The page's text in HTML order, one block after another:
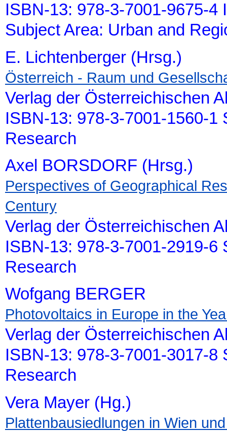
ISBN-13: 978-3-7001-9675-
Subject Area: Urban and
E. Lichtenberger (Hrsg.)
Österreich - Raum und
Verlag der Österreichischen
ISBN-13: 978-3-7001-1560-1
Research
Axel BORSDORF (Hrsg.)
Perspectives of Geographical
Century
Verlag der Österreichischen
ISBN-13: 978-3-7001-2919-6
Research
Wofgang BERGER
Photovoltaics in Europe in the
Verlag der Österreichischen
ISBN-13: 978-3-7001-3017-8
Research
Vera Mayer (Hg.)
Plattenbausiedlungen in Wien